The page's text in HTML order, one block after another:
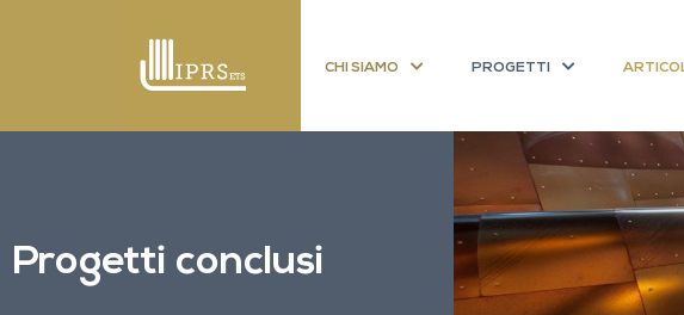
CHI SIAMO PROGETTI
Progetti conclusi